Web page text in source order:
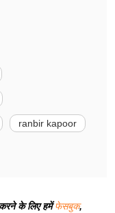
ranbir kapoor
के लिए हमेंफेसबुक,